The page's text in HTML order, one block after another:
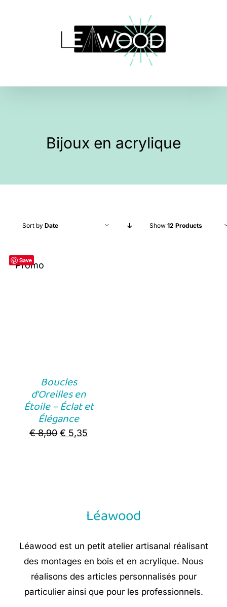
Bijoux en acrylique
Sort by Date Show 12 Products
Save
Promo
Boucles
d’Oreilles en
Étoile – Éclat et
Élégance
€8,90 Original
€ 5,35
Léawood
Léawood est un petit atelier artisanal réalisant
des montages en bois et en acrylique. Nous
réalisons des articles personnalisés pour
particulier ainsi que pour les professionnels.